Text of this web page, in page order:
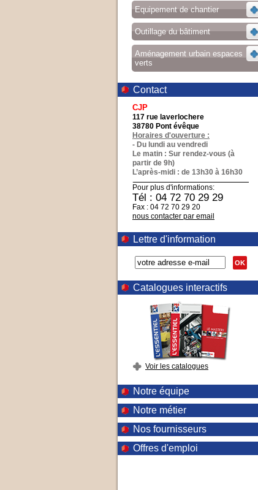
Equipement de chantier
Outillage du bâtiment
Aménagement urbain espaces
verts
Contact
CJP
117 rue laverlochere
38780 Pont évêque
Horaires d'ouverture :
- Du lundi au vendredi
Le matin : Sur rendez-vous (à
partir de 9h)
L’après-midi : de 13h30 à 16h30
Pour plus d'informations:
Tél : 04 72 70 29 29
Fax : 04 72 70 29 20
nous contacter par email
Lettre d'information
OK
Catalogues interactifs
Voir les catalogues
Notre équipe
Notre métier
Nos fournisseurs
Offres d'emploi